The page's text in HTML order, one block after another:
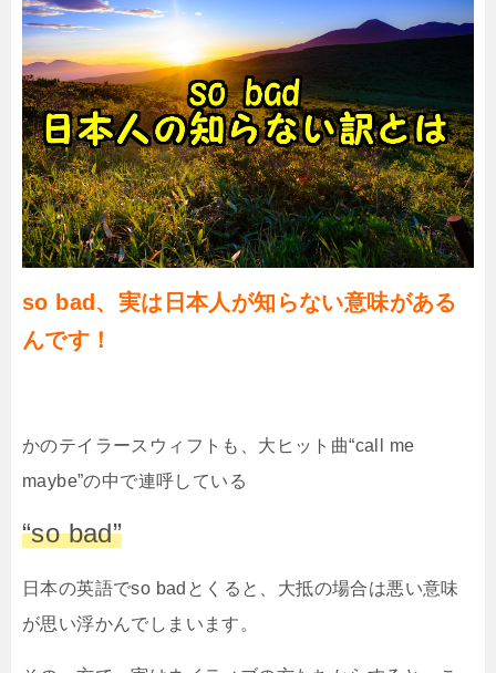
so bad、実は日本人が知らない意味がある
んです！
かのテイラースウィフトも、大ヒット曲“call me
maybe”の中で連呼している
“so bad”
日本の英語でso badとくると、大抵の場合は悪い意味
が思い浮かんでしまいます。